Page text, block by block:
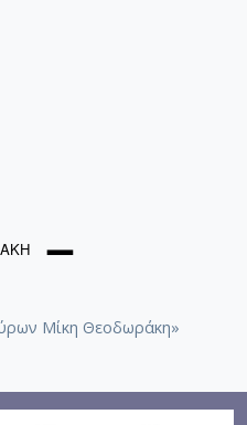
Μίκη Θεοδωράκη»